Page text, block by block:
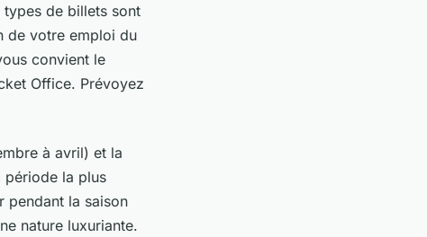
types de billets sont
de votre emploi du
convient le
Office. Prévoyez
à avril) et la
période la plus
pendant la saison
nature luxuriante.